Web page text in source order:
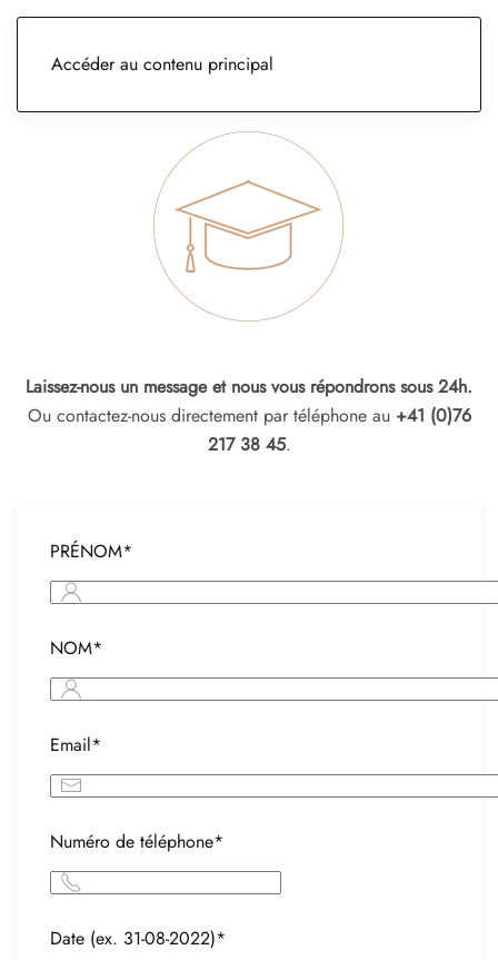
Accéder au contenu principal
RÉSERVE TON COURS DE SKI
Laissez-nous un message et nous vous répondrons sous 24h.
Ou contactez-nous directement par téléphone au +41 (0)76
217 38 45.
PRÉNOM*
NOM*
Email*
Numéro de téléphone*
Date (ex. 31-08-2022)*